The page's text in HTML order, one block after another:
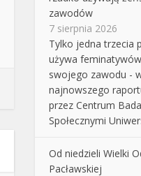
zawodów
7 sierpnia 2026
Tylko jedna trzecia
używa
swojego zawodu -
najnowszego
przez Centrum
Społecznymi
Od niedzieli Wielki
Pacławskiej